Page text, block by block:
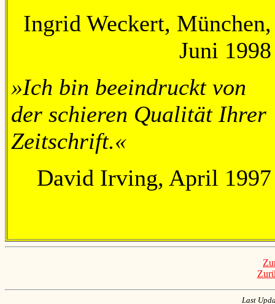
Ingrid Weckert, München,
Juni 1998
»Ich bin beeindruckt von
der schieren Qualität Ihrer
Zeitschrift.«
David Irving, April 1997
Last